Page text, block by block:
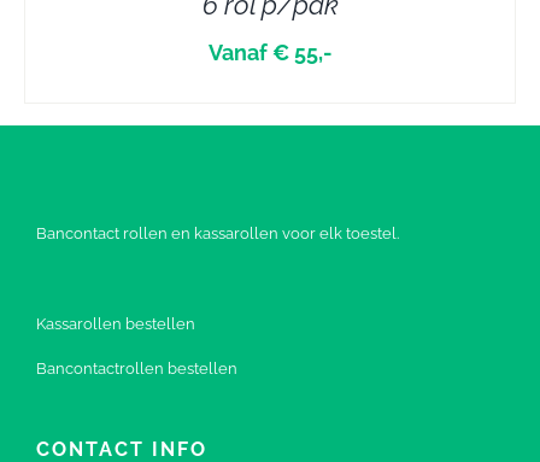
Vanaf € 55,-
Bancontact rollen en kassarollen voor elk toestel.
Kassarollen bestellen
Bancontactrollen bestellen
CONTACT INFO